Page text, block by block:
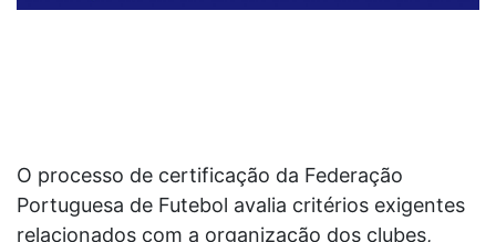
O processo de certificação da Federação
Portuguesa de Futebol avalia critérios exigentes
relacionados com a organização dos clubes,